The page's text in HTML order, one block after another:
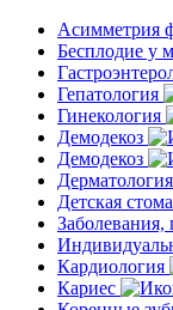
Асимметрия
Бесплодие у
Гепатология
Гинекология
Демодекоз
Демодекоз
Дерматология
Детская
Кардиология
Кариес